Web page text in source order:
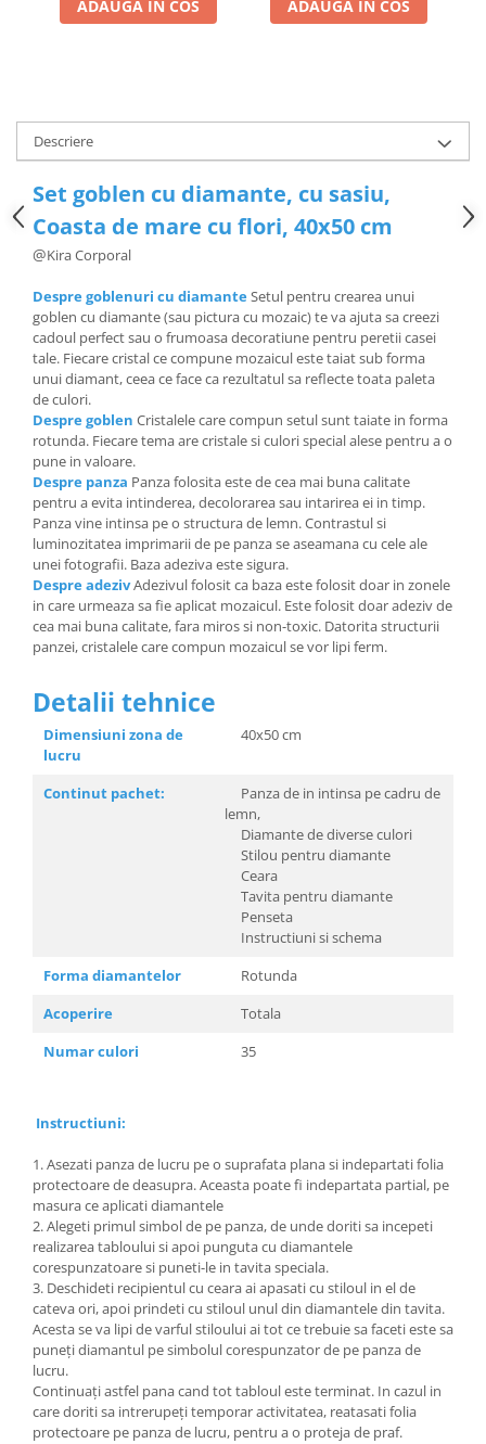
ADAUGA IN COS ADAUGA IN COS
Descriere
Set goblen cu diamante, cu sasiu,
Coasta de mare cu flori, 40x50 cm
@Kira Corporal
Despre goblenuri cu diamanteSetul pentru crearea unui
goblen cu diamante (sau pictura cu mozaic) te va ajuta sa creezi
cadoul perfect sau o frumoasa decoratiune pentru peretii casei
tale. Fiecare cristal ce compune mozaicul este taiat sub forma
unui diamant, ceea ce face ca rezultatul sa reflecte toata paleta
de culori.
Despre goblen Cristalele care compun setul sunt taiate in forma
rotunda. Fiecare tema are cristale si culori special alese pentru a o
pune in valoare.
Despre panza Panza folosita este de cea mai buna calitate
pentru a evita intinderea, decolorarea sau intarirea ei in timp.
Panza vine intinsa pe o structura de lemn. Contrastul si
luminozitatea imprimarii de pe panza se aseamana cu cele ale
unei fotografii. Baza adeziva este sigura.
Despre adezivAdezivul folosit ca baza este folosit doar in zonele
in care urmeaza sa fie aplicat mozaicul. Este folosit doar adeziv de
cea mai buna calitate, fara miros si non-toxic. Datorita structurii
panzei, cristalele care compun mozaicul se vor lipi ferm.
Detalii tehnice
Dimensiuni zona de
lucru
40x50 cm
Continut pachet:
Panza de in intinsa pe cadru de
lemn,
Diamante de diverse culori
Stilou pentru diamante
Ceara
Tavita pentru diamante
Penseta
Instructiuni si schema
Forma diamantelor
Rotunda
Acoperire
Totala
Numar culori
35
Instructiuni:
1. Asezati panza de lucru pe o suprafata plana si indepartati folia
protectoare de deasupra. Aceasta poate fi indepartata partial, pe
masura ce aplicati diamantele
2. Alegeti primul simbol de pe panza, de unde doriti sa incepeti
realizarea tabloului si apoi punguta cu diamantele
corespunzatoare si puneti-le in tavita speciala.
3. Deschideti recipientul cu ceara ai apasati cu stiloul in el de
cateva ori, apoi prindeti cu stiloul unul din diamantele din tavita.
Acesta se va lipi de varful stiloului ai tot ce trebuie sa faceti este sa
puneți diamantul pe simbolul corespunzator de pe panza de
lucru.
Continuați astfel pana cand tot tabloul este terminat. In cazul in
care doriti sa intrerupeți temporar activitatea, reatasati folia
protectoare pe panza de lucru, pentru a o proteja de praf.